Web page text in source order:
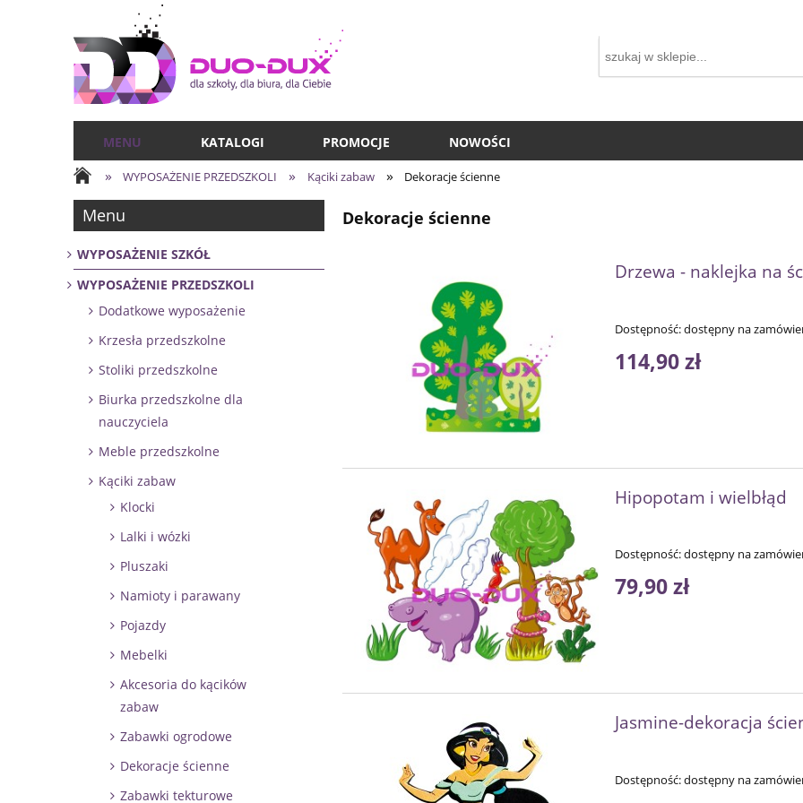
MENU KATALOGI PROMOCJE NOWOŚCI
» WYPOSAŻENIE PRZEDSZKOLI » Kąciki zabaw » Dekoracje ścienne
Menu
WYPOSAŻENIE SZKÓŁ
WYPOSAŻENIE PRZEDSZKOLI
Dodatkowe wyposażenie
Krzesła przedszkolne
Stoliki przedszkolne
Biurka przedszkolne dla
nauczyciela
Meble przedszkolne
Kąciki zabaw
Klocki
Lalki i wózki
Pluszaki
Namioty i parawany
Pojazdy
Mebelki
Akcesoria do kącików
zabaw
Zabawki ogrodowe
Dekoracje ścienne
Zabawki tekturowe
Dekoracje ścienne
Drzewa - naklejka na
Dostępność:dostępny na
114,90 zł
Hipopotam i wielbłąd
Dostępność:dostępny na
79,90 zł
Jasmine-dekoracja
Dostępność:dostępny na